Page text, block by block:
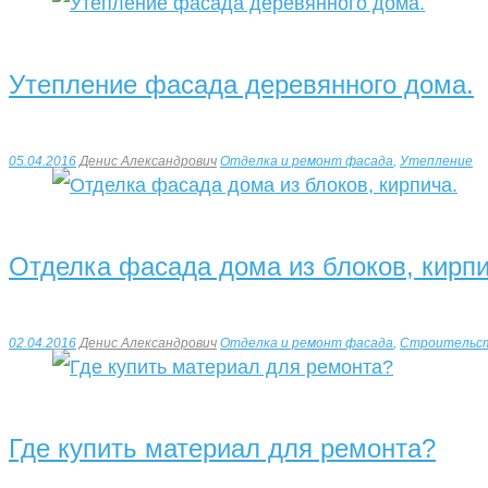
Утепление фасада деревянного дома.
05.04.2016 Денис Александрович Отделка и ремонт фасада, Утепление
Отделка фасада дома из блоков,
02.04.2016 Денис Александрович Отделка и ремонт фасада,
Где купить материал для ремонта?